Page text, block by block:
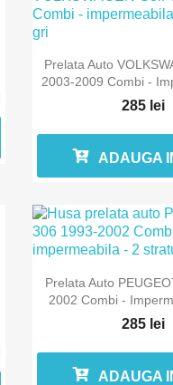
 Vizualizare
Prelata Auto
2003-2009 Combi -
285 lei
ADAUGA
 Vizualizare
Prelata Auto
2002 Combi -
285 lei
ADAUGA